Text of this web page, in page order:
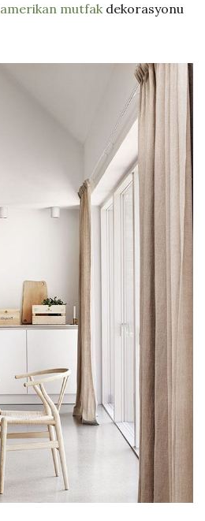
amerikan mutfakdekorasyonu